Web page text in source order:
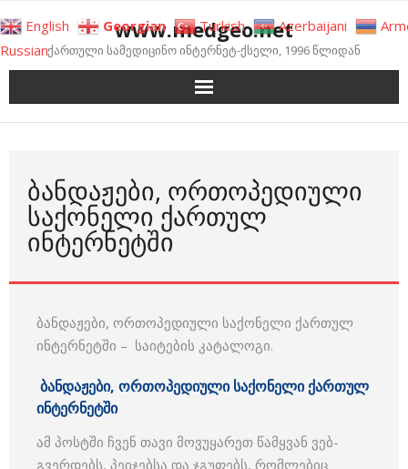
to
content
www.medgeo.net
ქართული სამედიცინო ინტერნეტ-ქსელი, 1996 წლიდან
ᲑᲐᲜᲓᲐᲟᲔᲑᲘ, ᲝᲠᲗᲝᲞᲔᲓᲘᲣᲚᲘ
ᲡᲐᲥᲝᲜᲔᲚᲘ ᲥᲐᲠᲗᲣᲚ
ᲘᲜᲢᲔᲠᲜᲔᲢᲨᲘ
ბანდაჟები, ორთოპედიული საქონელი ქართულ
ინტერნეტში – საიტების კატალოგი.
ბანდაჟები, ორთოპედიული საქონელი ქართულ
ინტერნეტში
ამ პოსტში ჩვენ თავი მოვუყარეთ წამყვან ვებ-
გვერდებს, პეიჯებსა და ჯგუფებს, რომლებიც
English Georgian Turkish Azerbaijani
Russian